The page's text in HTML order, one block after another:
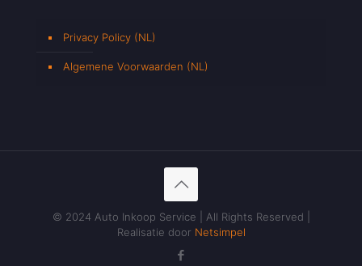
Privacy Policy (NL)
Algemene Voorwaarden (NL)
© 2024 Auto Inkoop Service | All Rights Reserved |
Realisatie door Netsimpel